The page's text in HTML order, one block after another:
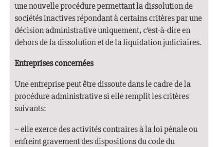
une nouvelle procédure permettant la dissolution de
sociétés inactives répondant à certains critères par une
décision administrative uniquement, c’est-à-dire en
dehors de la dissolution et de la liquidation judiciaires.
Entreprises concernées
Une entreprise peut être dissoute dans le cadre de la
procédure administrative si elle remplit les critères
suivants:
– elle exerce des activités contraires à la loi pénale ou
enfreint gravement des dispositions du code du